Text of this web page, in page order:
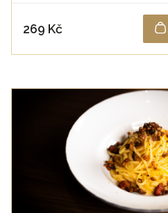
269 Kč